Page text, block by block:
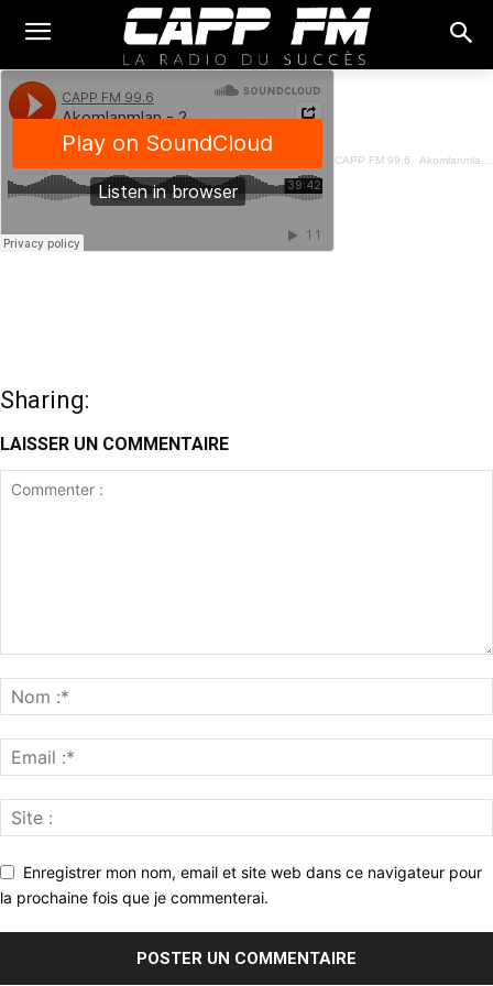
CAPP FM 99.6 · Akomlanmlan - 29 Mars 2023
Sharing:
LAISSER UN COMMENTAIRE
Enregistrer mon nom, email et site web dans ce navigateur pour
la prochaine fois que je commenterai.